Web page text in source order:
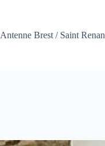
Antenne Brest / Saint Renan